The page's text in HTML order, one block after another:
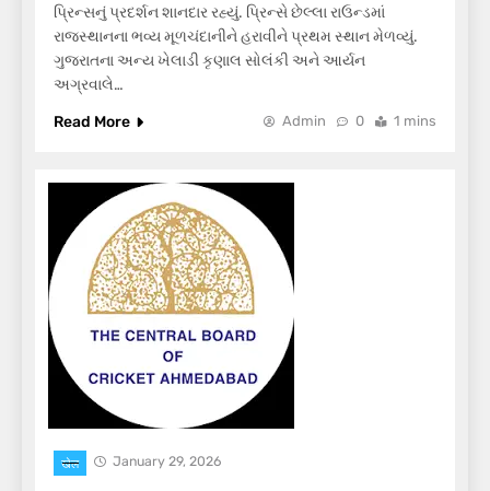
પ્રિન્સનું પ્રદર્શન શાનદાર રહ્યું. પ્રિન્સે છેલ્લા રાઉન્ડમાં
રાજસ્થાનના ભવ્ય મૂળચંદાનીને હરાવીને પ્રથમ સ્થાન મેળવ્યું.
ગુજરાતના અન્ય ખેલાડી કૃણાલ સોલંકી અને આર્યન
અગ્રવાલે…
Read More
Admin 0 1 mins
खेल January 29, 2026